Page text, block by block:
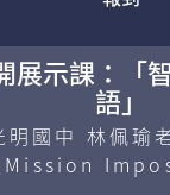
展示課：「
語」
明國中 林佩瑜
Mission